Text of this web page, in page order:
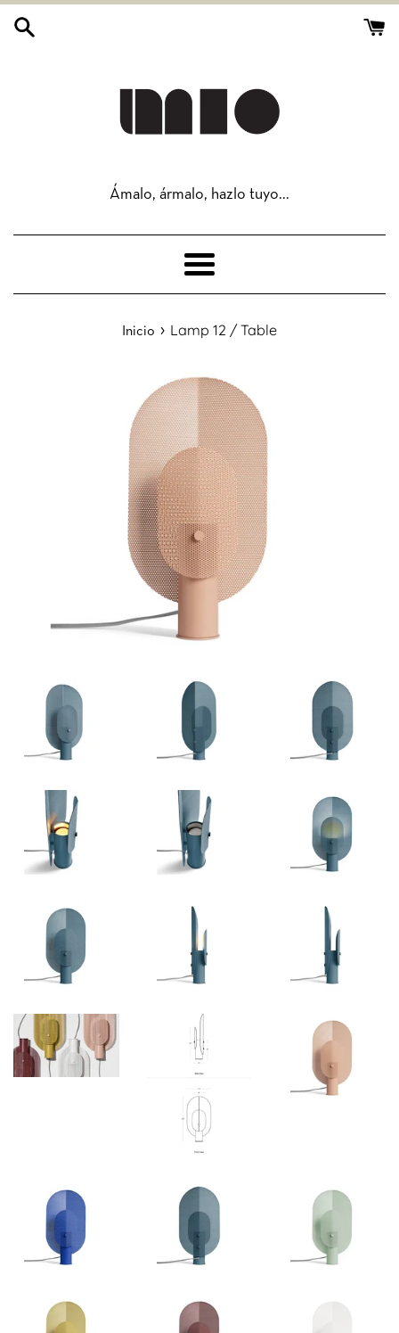
directamente
Ámalo, ármalo, hazlo tuyo...
Más
Inicio › Lamp 12 / Table